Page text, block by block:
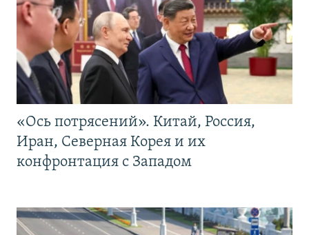
«Ось потрясений». Китай, Россия,
Иран, Северная Корея и их
конфронтация с Западом